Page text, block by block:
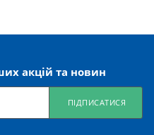
акцій та новин
ПІДПИСАТИСЯ